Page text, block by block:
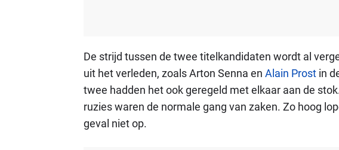
De strijd tussen de twee titelkandidaten wordt al
uit het verleden, zoals Arton Senna en Alain Prostin
twee hadden het ook geregeld met elkaar aan de
ruzies waren de normale gang van zaken. Zo hoog
geval niet op.